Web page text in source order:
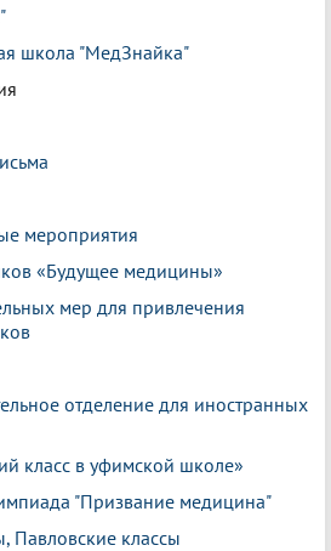
школа "МедЗнайка"
мероприятия
«Будущее медицины»
мер для привлечения
отделение для иностранных
класс в уфимской школе»
"Призвание медицина"
Павловские классы